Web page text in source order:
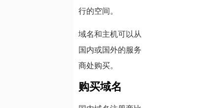
行的空间。
域名和主机可以从
国内或国外的服务
商处购买。
购买域名